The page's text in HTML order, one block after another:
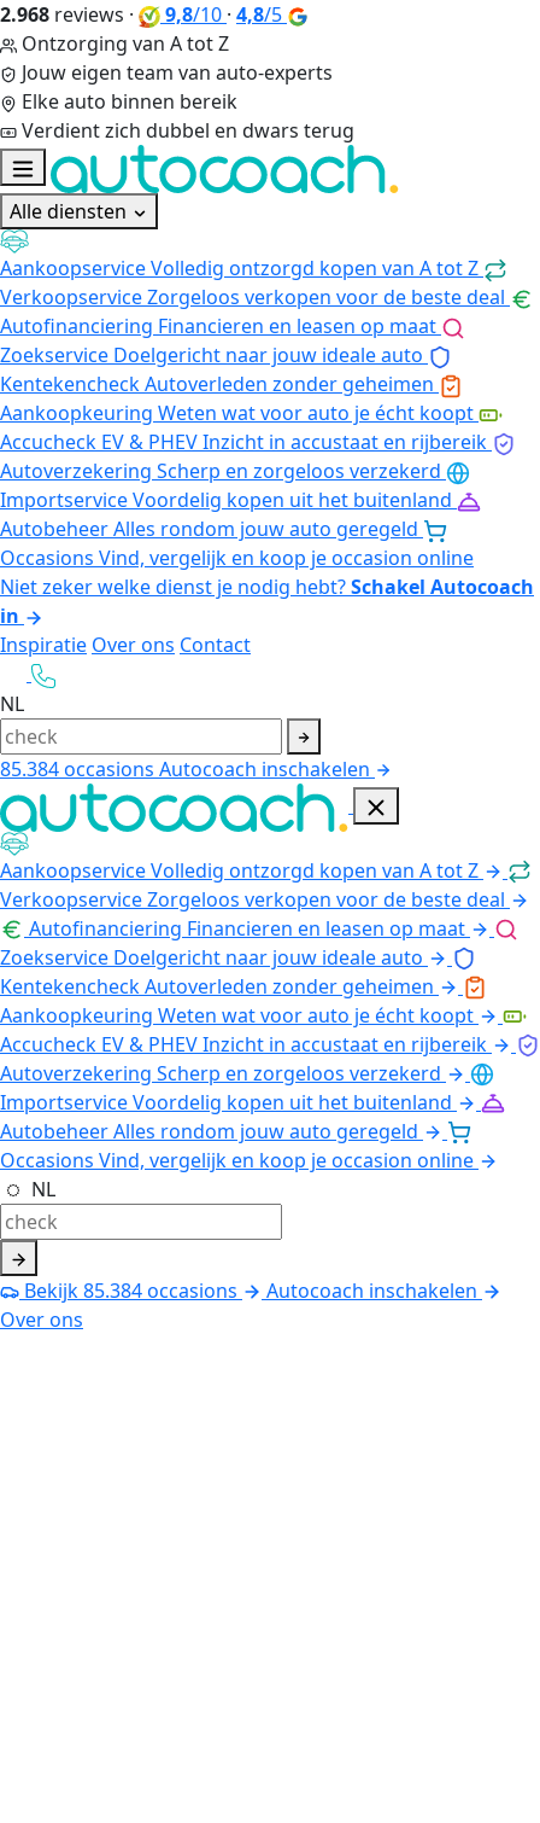
2.968 reviews · 9,8/10 · 4,8/5
Ontzorging van A tot Z
Jouw eigen team van auto-experts
Elke auto binnen bereik
Verdient zich dubbel en dwars terug
Alle diensten
AankoopserviceVolledig ontzorgd kopen van A tot Z
VerkoopserviceZorgeloos verkopen voor de beste deal
Autofinanciering Financieren en leasen op maat
Zoekservice Doelgericht naar jouw ideale auto
KentekencheckAutoverleden zonder geheimen
Aankoopkeuring Weten wat voor auto je écht koopt
Accucheck EV & PHEVInzicht in accustaat en rijbereik
Autoverzekering Scherp en zorgeloos verzekerd
ImportserviceVoordelig kopen uit het buitenland
AutobeheerAlles rondom jouw auto geregeld
Occasions Vind, vergelijk en koop je occasion online
Niet zeker welke dienst je nodig hebt?Schakel Autocoach
in
Inspiratie Over ons Contact
NL
85.384occasions Autocoach inschakelen
AankoopserviceVolledig ontzorgd kopen van A tot Z
VerkoopserviceZorgeloos verkopen voor de beste deal
Autofinanciering Financieren en leasen op maat
Zoekservice Doelgericht naar jouw ideale auto
KentekencheckAutoverleden zonder geheimen
Aankoopkeuring Weten wat voor auto je écht koopt
Accucheck EV & PHEVInzicht in accustaat en rijbereik
Autoverzekering Scherp en zorgeloos verzekerd
ImportserviceVoordelig kopen uit het buitenland
AutobeheerAlles rondom jouw auto geregeld
Occasions Vind, vergelijk en koop je occasion online
NL
Bekijk85.384occasions
Autocoach inschakelen
Over ons